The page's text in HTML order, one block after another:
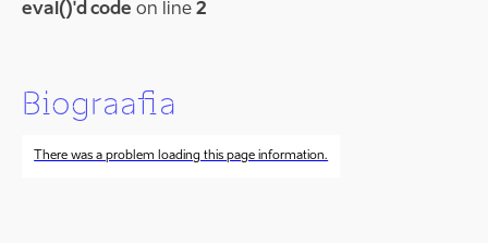
eval()'d code on line 2
Biograafia
There was a problem loading this page information.